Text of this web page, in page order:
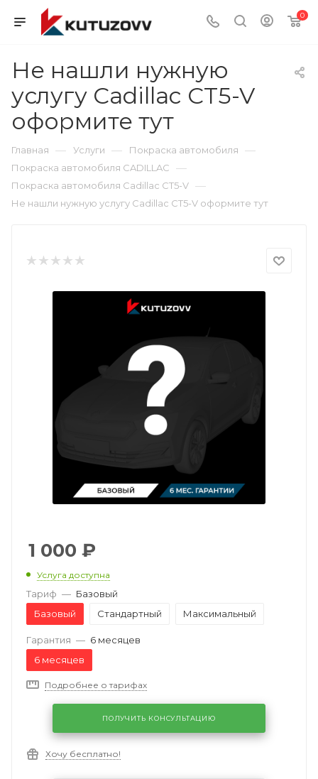
0
Не нашли нужную
услугу Cadillac CT5-V
оформите тут
Главная — Услуги — Покраска автомобиля —
Покраска автомобиля CADILLAC —
Покраска автомобиля Cadillac CT5-V —
Не нашли нужную услугу Cadillac CT5-V оформите тут
1 000 ₽
Услуга доступна
Тариф — Базовый
Базовый
Стандартный Максимальный
Гарантия — 6 месяцев
6 месяцев
Подробнее о тарифах
ПОЛУЧИТЬ КОНСУЛЬТАЦИЮ
Хочу бесплатно!